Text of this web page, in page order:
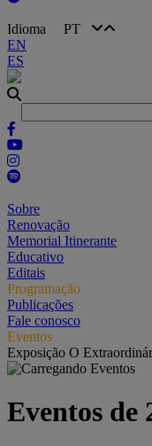
Idioma PT
EN
ES
Sobre
Renovação
Memorial Itinerante
Educativo
Editais
Programação
Publicações
Fale conosco
Eventos
Exposição O
Eventos de